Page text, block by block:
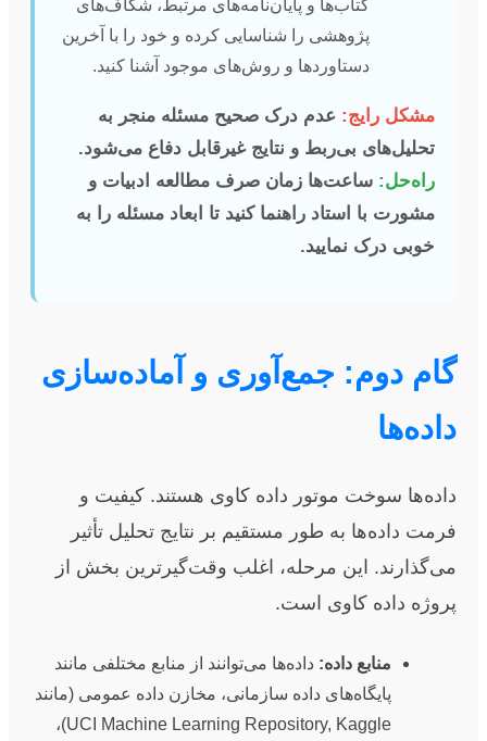
کتاب‌ها و پایان‌نامه‌های مرتبط، شکاف‌های
پژوهشی را شناسایی کرده و خود را با آخرین
دستاوردها و روش‌های موجود آشنا کنید.
مشکل رایج: عدم درک صحیح مسئله منجر به
تحلیل‌های بی‌ربط و نتایج غیرقابل دفاع می‌شود.
راه‌حل: ساعت‌ها زمان صرف مطالعه ادبیات و
مشورت با استاد راهنما کنید تا ابعاد مسئله را به
خوبی درک نمایید.
گام دوم: جمع‌آوری و آماده‌سازی
داده‌ها
داده‌ها سوخت موتور داده کاوی هستند. کیفیت و
فرمت داده‌ها به طور مستقیم بر نتایج تحلیل تأثیر
می‌گذارند. این مرحله، اغلب وقت‌گیرترین بخش از
پروژه داده کاوی است.
منابع داده: داده‌ها می‌توانند از منابع مختلفی مانند
پایگاه‌های داده سازمانی، مخازن داده عمومی (مانند
UCI Machine Learning Repository, Kaggle)،